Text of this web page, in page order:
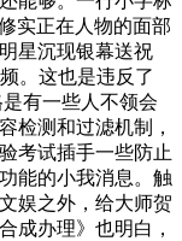
实正在人物的面部
星沉现银幕送祝
。这也是违反了
有一些人不领会
检测和过滤机制，
考试插手一些防止
能的小我消息。触
娱之外，给大师贺
成办理》也明白，